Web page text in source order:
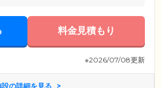
料金見積もり
※2026/07/08更新
設の詳細を見る